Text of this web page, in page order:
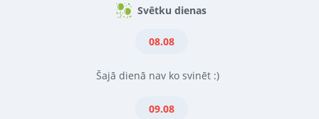
Svētku dienas
08.08
Šajā dienā nav ko svinēt :)
09.08